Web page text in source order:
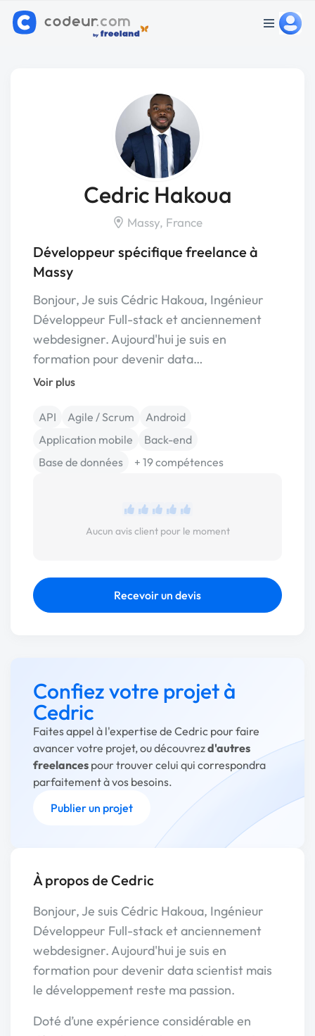
Cedric Hakoua
Massy, France
Développeur spécifique freelance à
Massy
Bonjour, Je suis Cédric Hakoua, Ingénieur
Développeur Full-stack et anciennement
webdesigner. Aujourd'hui je suis en
formation pour devenir data…
Voir plus
API Agile / Scrum
Android
Application mobile
Back-end
Base de données
+ 19 compétences
Aucun avis client pour le moment
Recevoir un devis
Confiez votre projet à
Cedric
Faites appel à l'expertise de Cedric pour faire
avancer votre projet, ou découvrezd'autres
freelances pour trouver celui qui correspondra
parfaitement à vos besoins.
Publier un projet
À propos de Cedric
Bonjour, Je suis Cédric Hakoua, Ingénieur
Développeur Full-stack et anciennement
webdesigner. Aujourd'hui je suis en
formation pour devenir data scientist mais
le développement reste ma passion.
Doté d’une expérience considérable en